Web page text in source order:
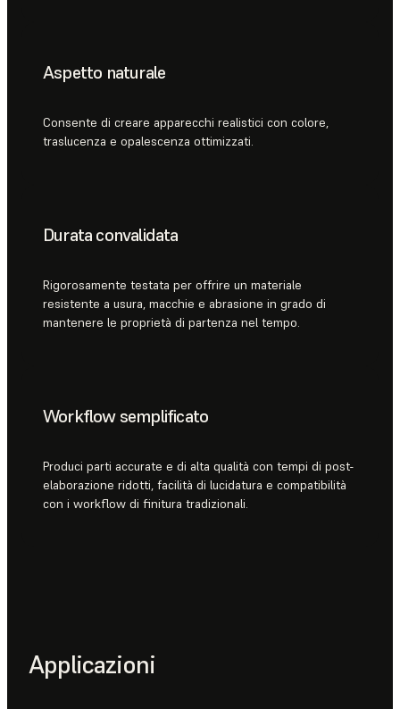
Aspetto naturale
Consente di creare apparecchi realistici con colore,
traslucenza e opalescenza ottimizzati.
Durata convalidata
Rigorosamente testata per offrire un materiale
resistente a usura, macchie e abrasione in grado di
mantenere le proprietà di partenza nel tempo.
Workflow semplificato
Produci parti accurate e di alta qualità con tempi di post-
elaborazione ridotti, facilità di lucidatura e compatibilità
con i workflow di finitura tradizionali.
Applicazioni